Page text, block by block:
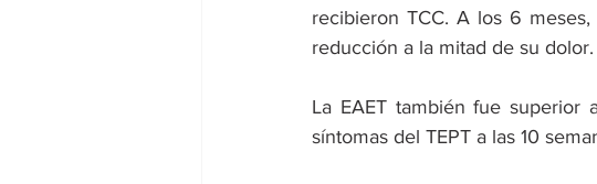
recibieron TCC. A los 6
reducción a la mitad de su dolor.
La EAET también fue
síntomas del TEPT a las 10